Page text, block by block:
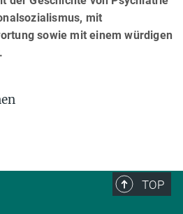
mit
sowie mit einem würdigen
TOP